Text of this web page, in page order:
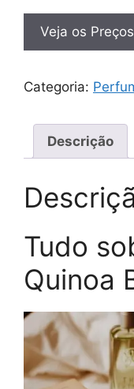
Veja os Preços
Categoria:
Descrição
Tudo
Quinoa